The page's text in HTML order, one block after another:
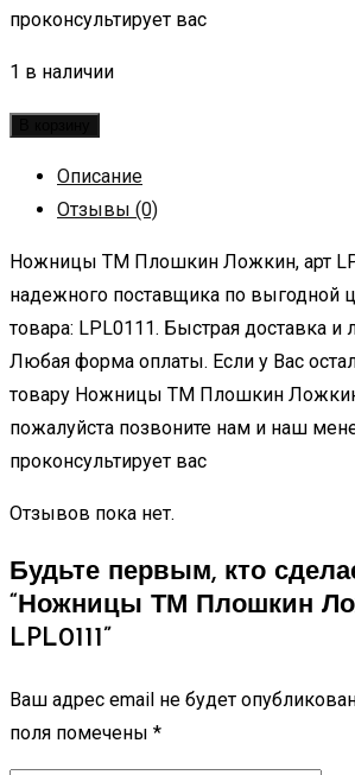
проконсультирует вас
1 в наличии
Описание
Отзывы (0)
Ножницы ТМ Плошкин Ложкин, арт
надежного поставщика по выгодной
товара: LPL0111. Быстрая доставка и
Любая форма оплаты. Если у Вас
товару Ножницы ТМ Плошкин
пожалуйста позвоните нам и наш
проконсультирует вас
Отзывов пока нет.
Будьте первым, кто
“Ножницы ТМ Плошкин
LPL0111”
Ваш адрес email не будет
поля помечены *